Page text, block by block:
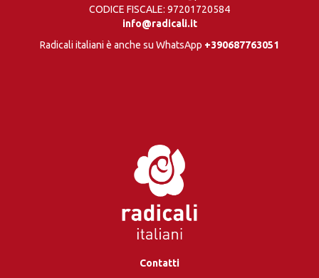
CODICE FISCALE: 97201720584
info@radicali.it
Radicali italiani è anche su WhatsApp +390687763051
Contatti